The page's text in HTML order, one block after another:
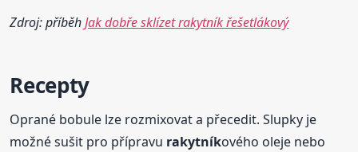
Zdroj: příběhJak dobře sklízet rakytník řešetlákový
Recepty
Oprané bobule lze rozmixovat a přecedit. Slupky je
možné sušit pro přípravu rakytníkového oleje nebo